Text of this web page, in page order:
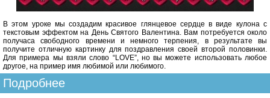
В этом уроке мы создадим красивое глянцевое сердце в виде кулона с
текстовым эффектом на День Святого Валентина. Вам потребуется около
получаса свободного времени и немного терпения, в результате вы
получите отличную картинку для поздравления своей второй половинки.
Для примера мы взяли слово “LOVE”, но вы можете использовать любое
другое, на пример имя любимой или любимого.
Подробнее